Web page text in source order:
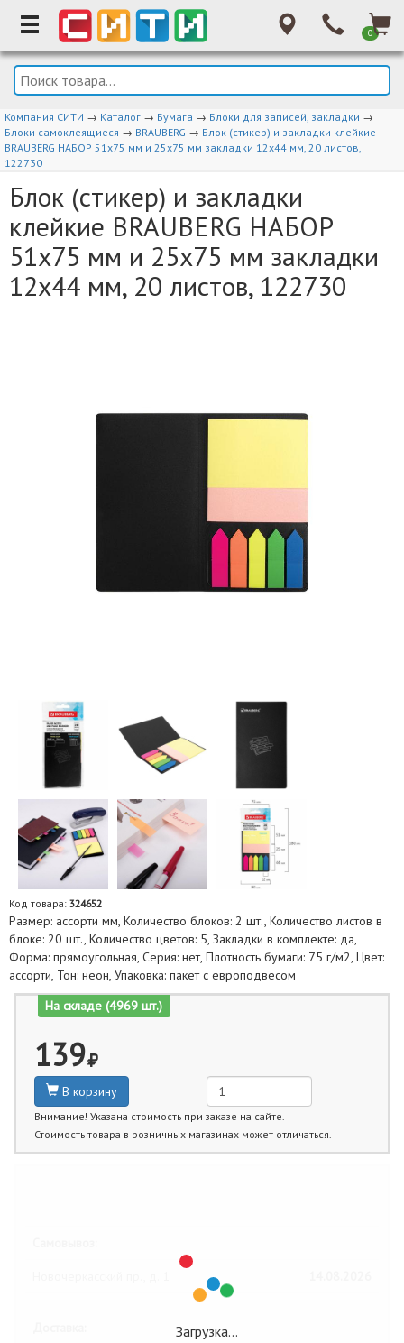
0
Компания СИТИ → Каталог → Бумага → Блоки для записей, закладки →
Блоки самоклеящиеся → BRAUBERG → Блок (стикер) и закладки клейкие
BRAUBERG НАБОР 51х75 мм и 25х75 мм закладки 12х44 мм, 20 листов,
122730
Блок (стикер) и закладки
клейкие BRAUBERG НАБОР
51х75 мм и 25х75 мм закладки
12х44 мм, 20 листов, 122730
Код товара: 324652
Размер: ассорти мм, Количество блоков: 2 шт., Количество листов в
блоке: 20 шт., Количество цветов: 5, Закладки в комплекте: да,
Форма: прямоугольная, Серия: нет, Плотность бумаги: 75 г/м2, Цвет:
ассорти, Тон: неон, Упаковка: пакет с европодвесом
На складе (4969 шт.)
139
В корзину
Внимание! Указана стоимость при заказе на сайте.
Стоимость товара в розничных магазинах может отличаться.
Загрузка…